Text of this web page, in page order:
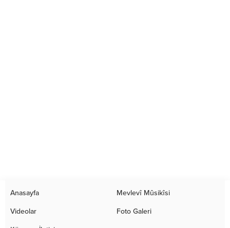
Anasayfa Mevlevî Mûsikîsi
Videolar Foto Galeri